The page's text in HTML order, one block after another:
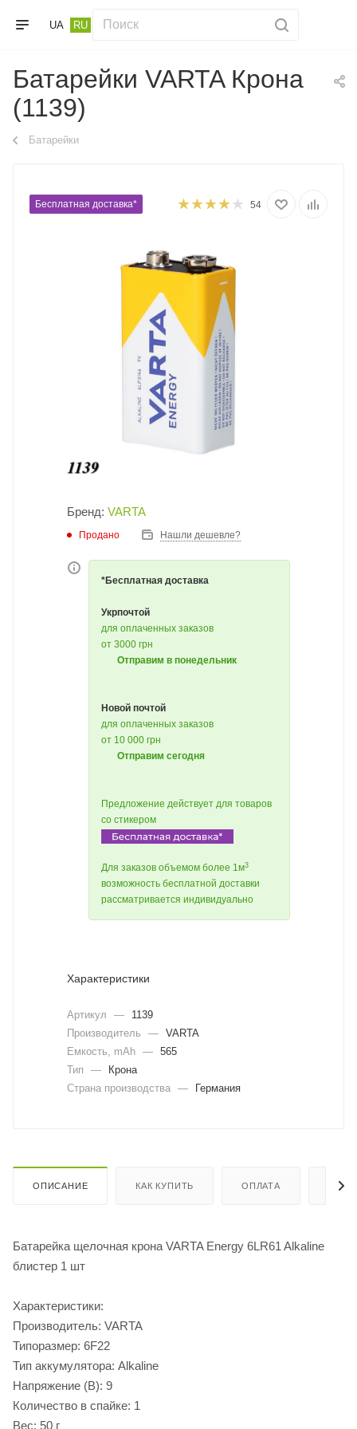
UA RU
Батарейки VARTA Крона
(1139)
Батарейки
Бесплатная доставка* 54
Бренд: VARTA
Продано Нашли дешевле?
*Бесплатная доставка
Укрпочтой
для оплаченных заказов
от 3000 грн
Отправим в понедельник
Новой почтой
для оплаченных заказов
от 10 000 грн
Отправим сегодня
Предложение действует для товаров
со стикером
Для заказов объемом более 1м3
возможность бесплатной доставки
рассматривается индивидуально
Характеристики
Артикул —
1139
Производитель
— VARTA
Емкость, mAh — 565
Тип
—
Крона
Страна производства — Германия
ОПИСАНИЕ КАК КУПИТЬ ОПЛАТА
Батарейка щелочная крона VARTA Energy 6LR61 Alkaline
блистер 1 шт
Характеристики:
Производитель: VARTA
Типоразмер: 6F22
Тип аккумулятора: Alkaline
Напряжение (В): 9
Количество в спайке: 1
Вес: 50 г